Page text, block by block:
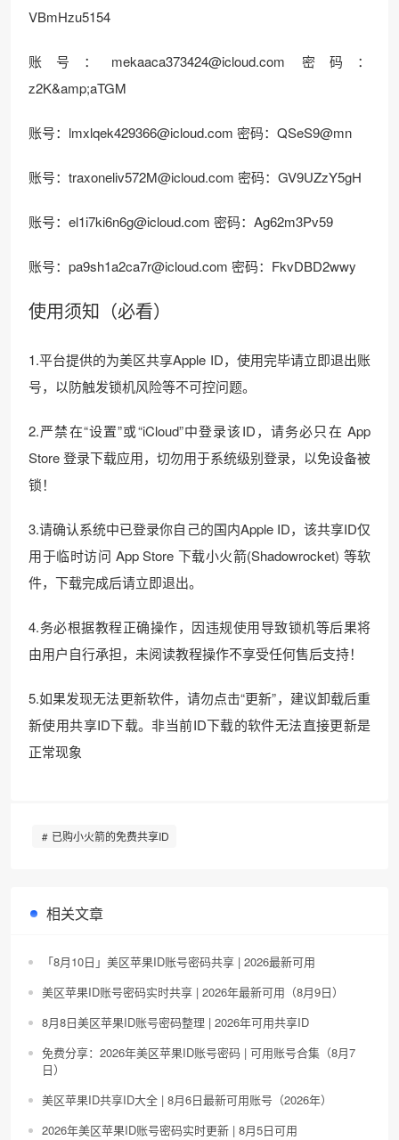
VBmHzu5154
账号： mekaaca373424@icloud.com 密码：
z2K&amp;aTGM
账号： lmxlqek429366@icloud.com 密码：QSeS9@mn
账号： traxoneliv572M@icloud.com 密码：GV9UZzY5gH
账号： el1i7ki6n6g@icloud.com 密码：Ag62m3Pv59
账号： pa9sh1a2ca7r@icloud.com 密码：FkvDBD2wwy
使用须知（必看）
1.平台提供的为美区共享Apple ID，使用完毕请立即退出账
号，以防触发锁机风险等不可控问题。
2.严禁在“设置”或“iCloud”中登录该ID，请务必只在 App
Store 登录下载应用，切勿用于系统级别登录，以免设备被
锁！
3.请确认系统中已登录你自己的国内Apple ID，该共享ID仅
用于临时访问 App Store 下载小火箭(Shadowrocket) 等软
件，下载完成后请立即退出。
4.务必根据教程正确操作，因违规使用导致锁机等后果将
由用户自行承担，未阅读教程操作不享受任何售后支持！
5.如果发现无法更新软件，请勿点击“更新”，建议卸载后重
新使用共享ID下载。非当前ID下载的软件无法直接更新是
正常现象
已购小火箭的免费共享ID
相关文章
「8月10日」美区苹果ID账号密码共享 | 2026最新可用
美区苹果ID账号密码实时共享 | 2026年最新可用（8月9日）
8月8日美区苹果ID账号密码整理 | 2026年可用共享ID
免费分享：2026年美区苹果ID账号密码 | 可用账号合集（8月7
日）
美区苹果ID共享ID大全 | 8月6日最新可用账号（2026年）
2026年美区苹果ID账号密码实时更新 | 8月5日可用